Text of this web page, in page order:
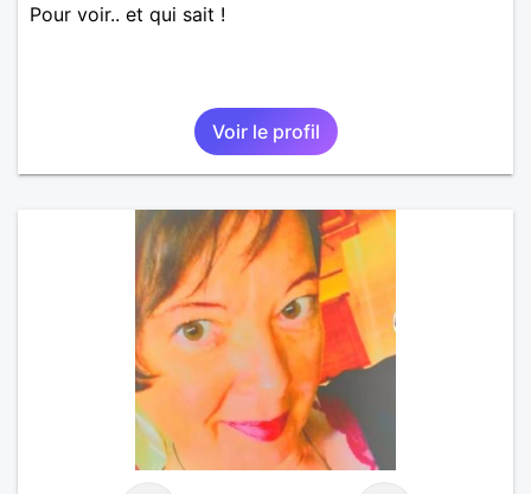
Pour voir.. et qui sait !
Voir le profil